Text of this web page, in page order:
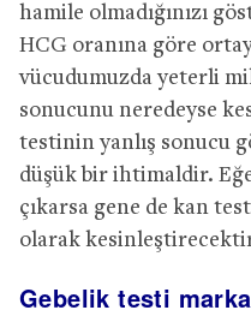
hamile olmadığınızı
HCG oranına göre
vücudumuzda yeterli
sonucunu neredeyse
testinin yanlış sonucu
düşük bir ihtimaldir.
çıkarsa gene de kan
olarak
Gebelik testi